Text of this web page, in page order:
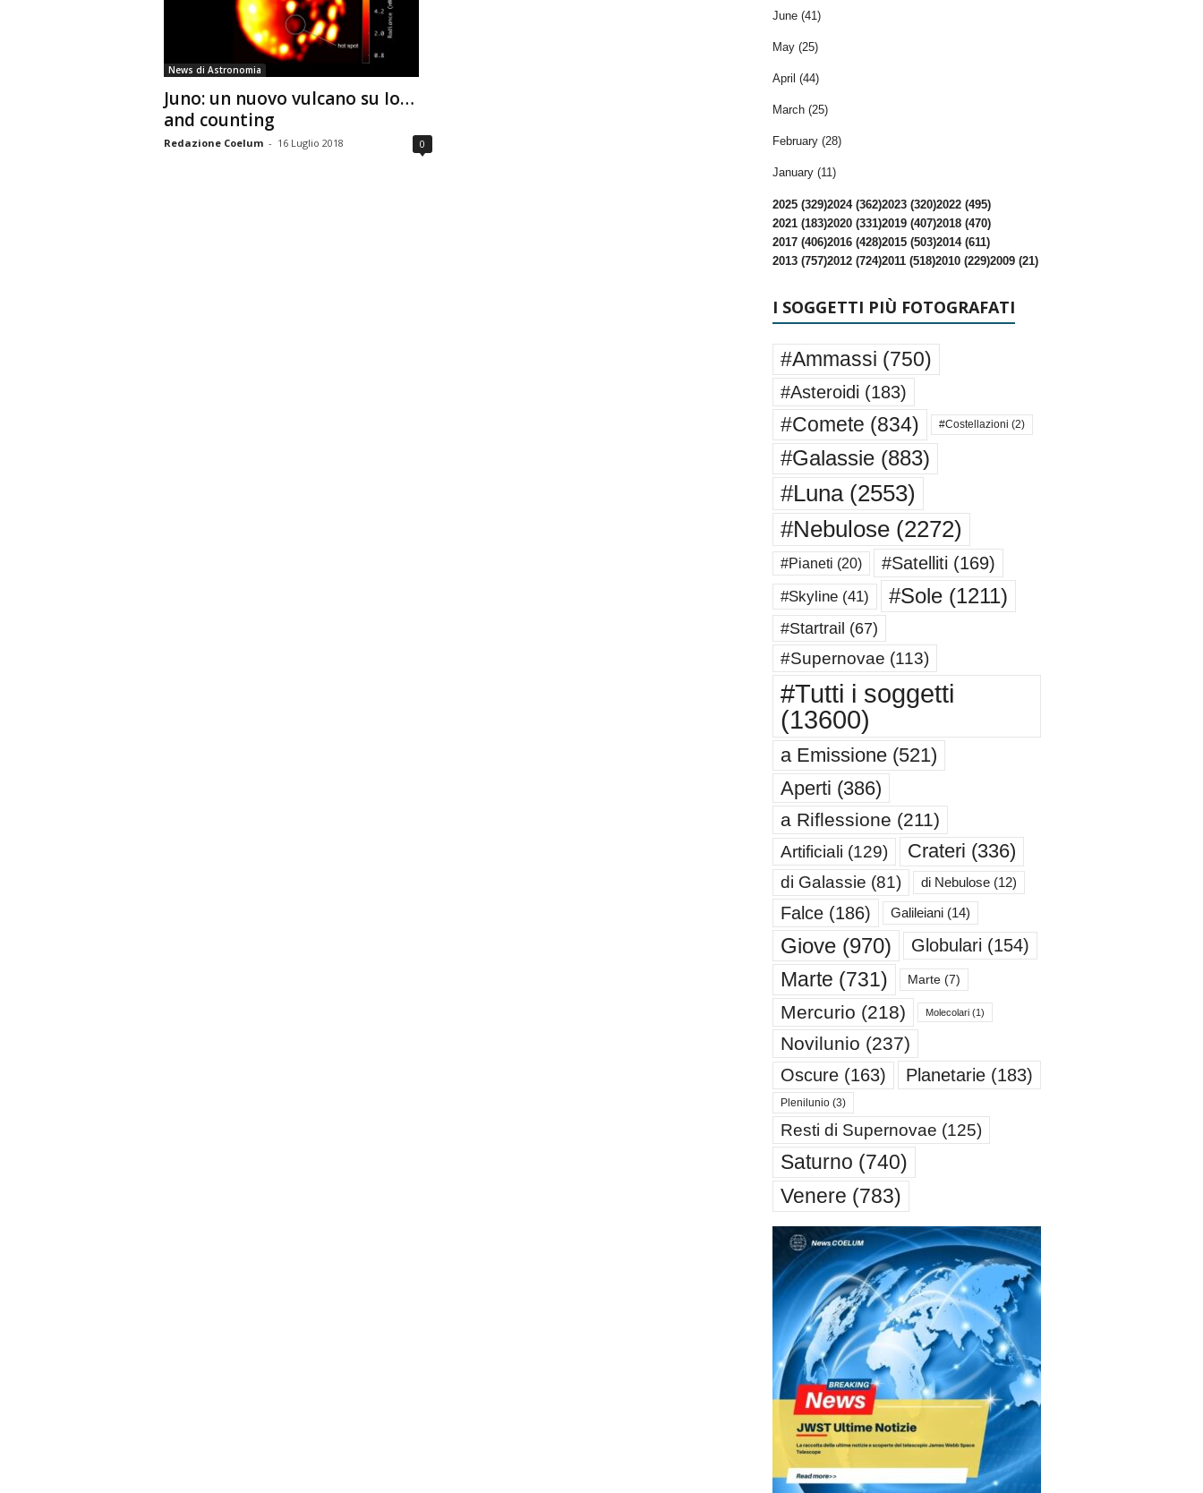
n
o
i
a
News di Astronomia
Juno: un nuovo vulcano su Io…
and counting
Redazione Coelum - 16 Luglio 2018 0
June (41)
May (25)
April (44)
March (25)
February (28)
January (11)
2025 (329)2024 (362)2023 (320)2022 (495)
2021 (183)2020 (331)2019 (407)2018 (470)
2017 (406)2016 (428)2015 (503)2014 (611)
2013 (757)2012 (724)2011 (518)2010 (229)2009 (21)
I SOGGETTI PIÙ FOTOGRAFATI
#Ammassi (750)
#Asteroidi (183)
#Comete (834) #Costellazioni (2)
#Galassie(883)
#Luna(2553)
#Nebulose(2272)
#Pianeti (20) #Satelliti (169)
#Skyline(41) #Sole(1211)
#Startrail (67)
#Supernovae (113)
#Tutti i soggetti
(13600)
a Emissione(521)
Aperti (386)
a Riflessione (211)
Artificiali (129) Crateri (336)
di Galassie (81) di Nebulose(12)
Falce(186) Galileiani(14)
Giove(970) Globulari (154)
Marte (731) Marte(7)
Mercurio (218) Molecolari(1)
Novilunio (237)
Oscure(163) Planetarie(183)
Plenilunio(3)
Resti di Supernovae (125)
Saturno (740)
Venere (783)